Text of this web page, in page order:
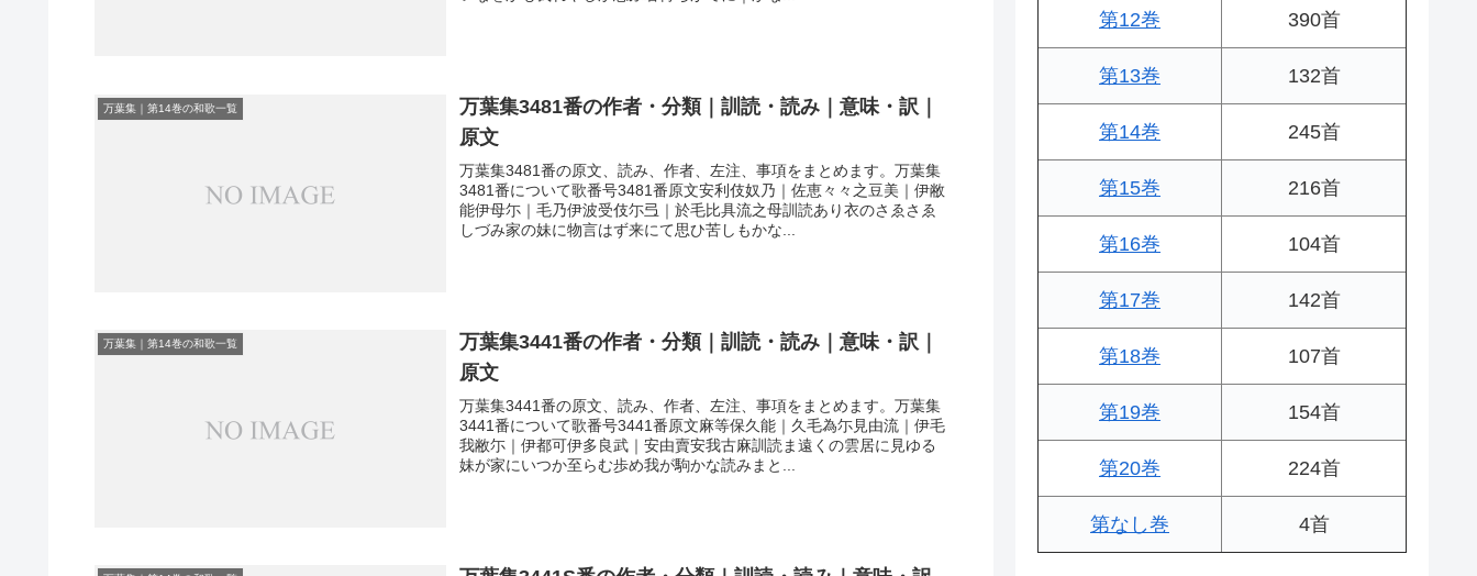
万葉集｜第14巻の和歌一覧
万葉集3481番の作者・分類｜訓読・読み｜意味・訳｜
原文
万葉集3481番の原文、読み、作者、左注、事項をまとめます。万葉集
3481番について歌番号3481番原文安利伎奴乃｜佐恵々々之豆美｜伊敝
能伊母尓｜毛乃伊波受伎尓弖｜於毛比具流之母訓読あり衣のさゑさゑ
しづみ家の妹に物言はず来にて思ひ苦しもかな...
万葉集｜第14巻の和歌一覧
万葉集3441番の作者・分類｜訓読・読み｜意味・訳｜
原文
万葉集3441番の原文、読み、作者、左注、事項をまとめます。万葉集
3441番について歌番号3441番原文麻等保久能｜久毛為尓見由流｜伊毛
我敝尓｜伊都可伊多良武｜安由賣安我古麻訓読ま遠くの雲居に見ゆる
妹が家にいつか至らむ歩め我が駒かな読みまと...
第12巻 390首
第13巻 132首
第14巻 245首
第15巻 216首
第16巻 104首
第17巻 142首
第18巻 107首
第19巻 154首
第20巻 224首
第なし巻 4首